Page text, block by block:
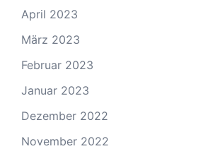
April 2023
März 2023
Februar 2023
Januar 2023
Dezember 2022
November 2022